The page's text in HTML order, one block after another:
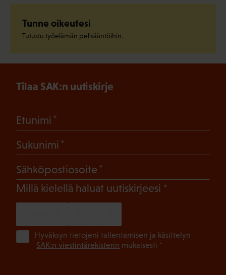
Tunne oikeutesi
Tutustu työelämän pelisääntöihin.
Tilaa SAK:n uutiskirje
Etunimi
Sukunimi
Sähköpostiosoite
Millä kielellä haluat uutiskirjeesi (Pakollinen)
Hyväksyn tietojeni tallentamisen ja käsittelyn
SAK:n viestintärekisterin mukaisesti *